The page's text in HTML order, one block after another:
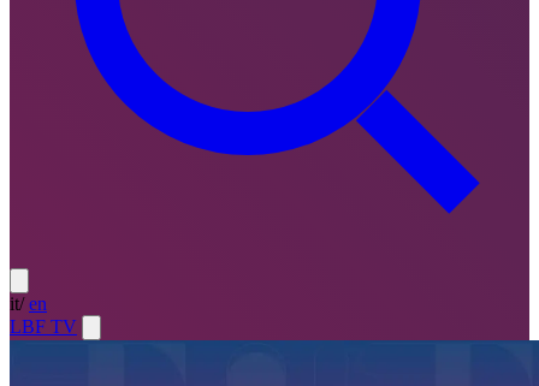
it/ en
LBF TV